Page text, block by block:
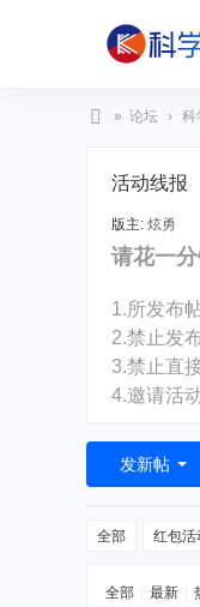
» 论坛 › 科
活动线报
版主: 炫勇
请花一
1.所发布
2.禁止发
3.禁止直
4.邀请活
发新帖
全部 红包活
全部 最新